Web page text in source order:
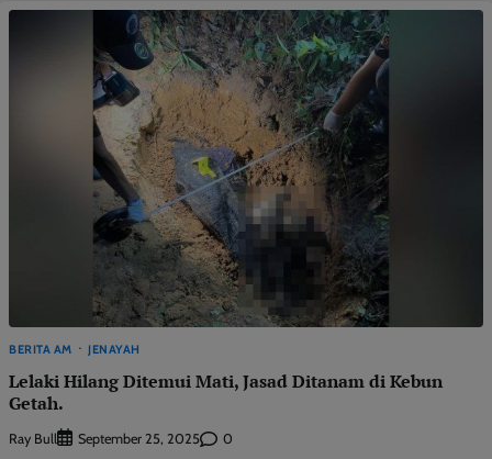
BERITA AM JENAYAH
Lelaki Hilang Ditemui Mati, Jasad Ditanam di Kebun
Getah.
Ray Bull September 25, 2025 0